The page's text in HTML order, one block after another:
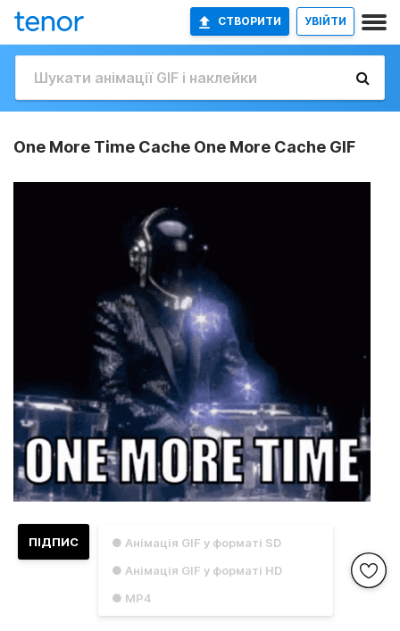
СТВОРИТИ УВІЙТИ
One More Time Cache One More Cache GIF
● Анімація GIF у форматі SD
● Анімація GIF у форматі HD
● MP4
ПІДПИС